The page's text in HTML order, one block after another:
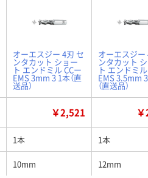
オーエスジー 4刃 セ
ンタカット ショー
ト エンドミル CCー
EMS 3mm 3 1本（直
送品）
オーエスジー
ンタカット
ト エンドミ
EMS 3.5mm
（直送品）
￥2,521
1本 1本
10mm 12mm